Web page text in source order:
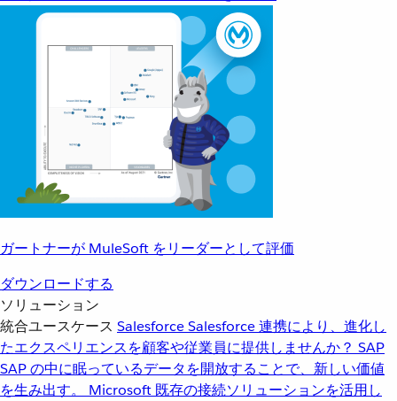
ガートナーが MuleSoft をリーダーとして評価
ダウンロードする
ソリューション
統合ユースケース SalesforceSalesforce 連携により、進化し
たエクスペリエンスを顧客や従業員に提供しませんか？ SAP
SAP の中に眠っているデータを開放することで、新しい価値
を生み出す。
Microsoft 既存の接続ソリューションを活用し